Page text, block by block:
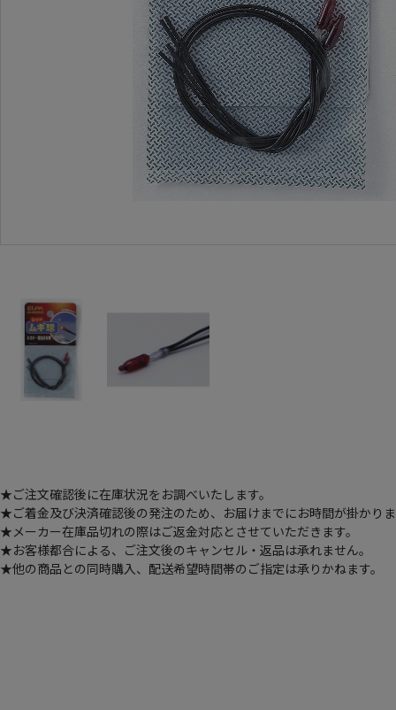
★ご注文確認後に在庫状況をお調べいたします。
★ご着金及び決済確認後の発注のため、お届けまでにお時間が掛かり
★メーカー在庫品切れの際はご返金対応とさせていただきます。
★お客様都合による、ご注文後のキャンセル・返品は承れません。
★他の商品との同時購入、配送希望時間帯のご指定は承りかねます。